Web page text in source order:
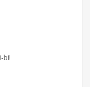
bi!